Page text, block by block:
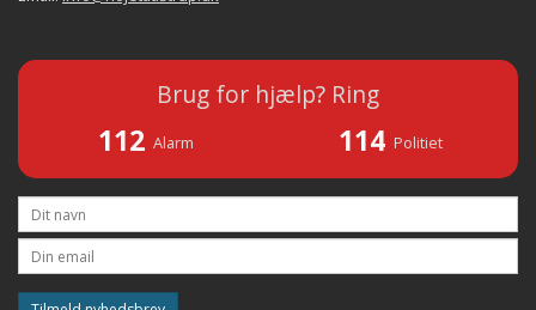
Brug for hjælp? Ring
112 Alarm 114 Politiet